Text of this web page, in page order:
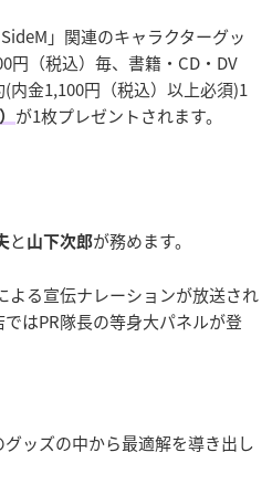
」関連のキャラクターグッ
円（税込）毎、書籍・CD・DV
内金1,100円（税込）以上必須)1
が1枚プレゼントされます。
と 山下次郎が務めます。
よる宣伝ナレーションが放送され
はPR隊長の等身大パネルが登
グッズの中から最適解を導き出し